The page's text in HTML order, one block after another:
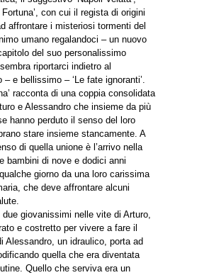
Fortuna’, con cui il regista di origini
affrontare i misteriosi tormenti del
umano regalandoci – un nuovo
del suo personalissimo
riportarci indietro al
e bellissimo – ‘Le fate ignoranti’.
racconta di una coppia consolidata
e Alessandro che insieme da più
hanno perduto il senso del loro
stare insieme stancamente. A
di quella unione è l’arrivo nella
bambini di nove e dodici anni
giorno da una loro carissima
che deve affrontare alcuni
due giovanissimi nelle vite di Arturo,
e costretto per vivere a fare il
Alessandro, un idraulico, porta ad
quella che era diventata
Quello che serviva era un